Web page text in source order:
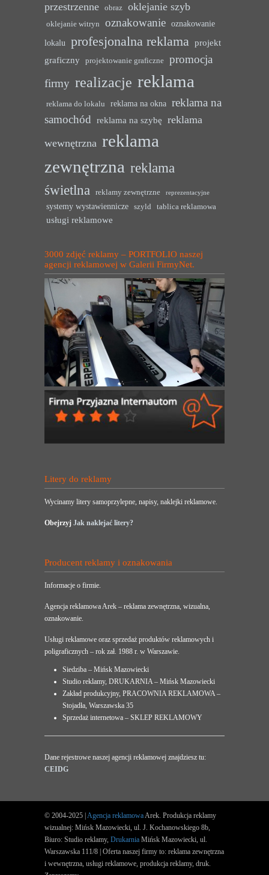
przestrzenne
obraz oklejanie szyb
oklejanie witryn oznakowanie oznakowanie
lokalu profesjonalna reklama projekt
graficzny
projektowanie graficzne
promocja
firmy realizacje reklama
reklama do lokalu reklama na okna reklama na
samochód reklama na szybę reklama
wewnętrzna reklama
zewnętrzna reklama
świetlna
reklamy zewnętrzne reprezentacyjne
systemy wystawiennicze szyld tablica reklamowa
usługi reklamowe
3000 zdjęć reklamy – PORTFOLIO naszej
agencji reklamowej w Galerii FirmyNet.
Litery do reklamy
Wycinamy litery samoprzylepne, napisy, naklejki reklamowe.
Obejrzyj Jak naklejać litery?
Producent reklamy i oznakowania
Informacje o firmie.
Agencja reklamowa Arek – reklama zewnętrzna, wizualna,
oznakowanie.
Usługi reklamowe oraz sprzedaż produktów reklamowych i
poligraficznych – rok zał. 1988 r. w Warszawie.
Siedziba – Mińsk Mazowiecki
Studio reklamy, DRUKARNIA – Mińsk Mazowiecki
Zakład produkcyjny, PRACOWNIA REKLAMOWA –
Stojadła, Warszawska 35
Sprzedaż internetowa – SKLEP REKLAMOWY
Dane rejestrowe naszej agencji reklamowej znajdziesz tu:
CEIDG
© 2004-2025 | Agencja reklamowaArek. Produkcja reklamy
wizualnej: Mińsk Mazowiecki, ul. J. Kochanowskiego 8b,
Biuro: Studio reklamy, Drukarnia Mińsk Mazowiecki, ul.
Warszawska 111/8 | Oferta naszej firmy to: reklama zewnętrzna
i wewnętrzna, usługi reklamowe, produkcja reklamy, druk.